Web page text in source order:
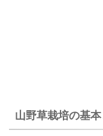
山野草栽培の基